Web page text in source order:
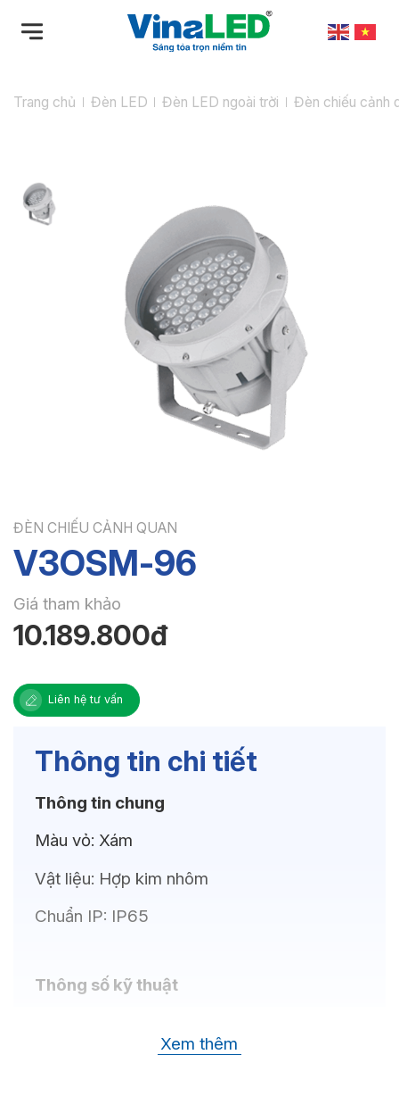
qua
dungTrang chủ Đèn LED Đèn LED ngoài trời Đèn chiếu cảnh
ĐÈN CHIẾU CẢNH QUAN
V3OSM-96
Giá tham khảo
10.189.800đ
Liên hệ tư vấn
Thông tin chi tiết
Thông tin chung
Màu vỏ: Xám
Vật liệu: Hợp kim nhôm
Chuẩn IP: IP65
Thông số kỹ thuật
Xanh dương, Xanh lá, Đỏ,
Xem thêm